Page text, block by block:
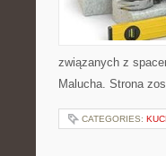
związanych z
Malucha. Strona
CATEGORIES: